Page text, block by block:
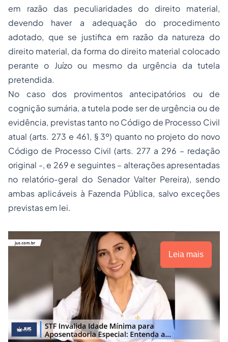
em razão das peculiaridades do direito material,
devendo haver a adequação do procedimento
adotado, que se justifica em razão da natureza do
direito material, da forma do direito material colocado
perante o Juízo ou mesmo da urgência da tutela
pretendida.
No caso dos provimentos antecipatórios ou de
cognição sumária, a tutela pode ser de urgência ou de
evidência, previstas tanto no Código de Processo Civil
atual (arts. 273 e 461, § 3º) quanto no projeto do novo
Código de Processo Civil (arts. 277 a 296 – redação
original -, e 269 e seguintes – alterações apresentadas
no relatório-geral do Senador Valter Pereira), sendo
ambas aplicáveis à Fazenda Pública, salvo exceções
previstas em lei.
Leia mais